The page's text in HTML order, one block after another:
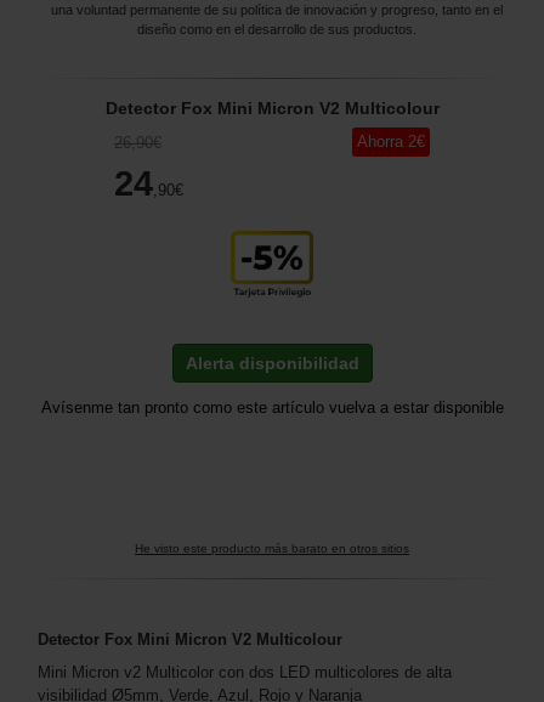
una voluntad permanente de su política de innovación y progreso, tanto en el
diseño como en el desarrollo de sus productos.
Detector Fox Mini Micron V2 Multicolour
26,90€
24,90€
Ahorra 2€
Alerta disponibilidad
Avísenme tan pronto como este artículo vuelva a estar disponible
He visto este producto más barato en otros sitios
Detector Fox Mini Micron V2 Multicolour
Mini Micron v2 Multicolor con dos LED multicolores de alta
visibilidad Ø5mm, Verde, Azul, Rojo y Naranja